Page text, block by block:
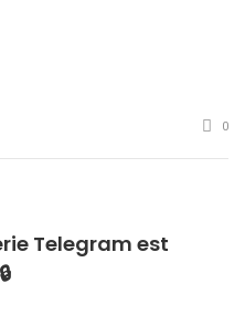
0
Telegram est